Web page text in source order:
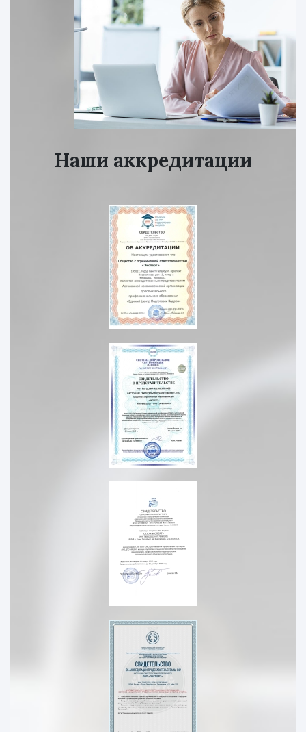
Наши аккредитации